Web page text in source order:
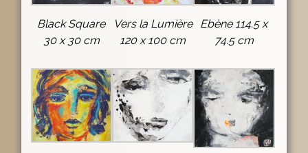
Black Square
30 x 30 cm
Vers la Lumière
120 x 100 cm
Ebène 114.5 x
74.5 cm